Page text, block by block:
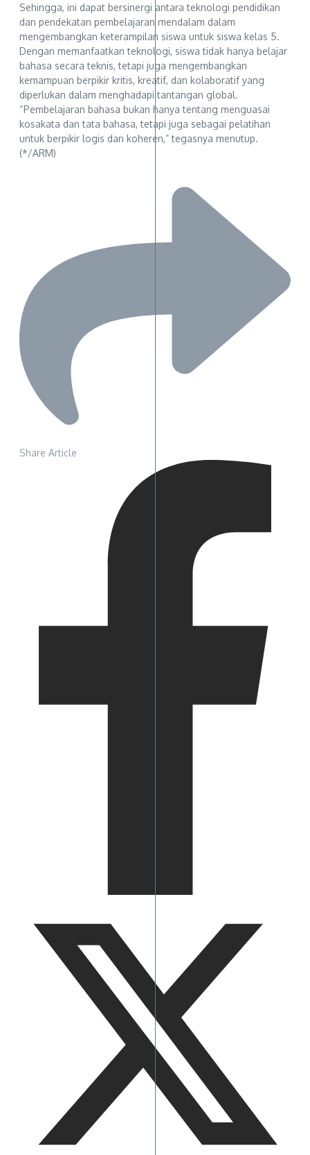
Sehingga, ini dapat bersinergi antara teknologi pendidikan
dan pendekatan pembelajaran mendalam dalam
mengembangkan keterampilan siswa untuk siswa kelas 5.
Dengan memanfaatkan teknologi, siswa tidak hanya belajar
bahasa secara teknis, tetapi juga mengembangkan
kemampuan berpikir kritis, kreatif, dan kolaboratif yang
diperlukan dalam menghadapi tantangan global.
“Pembelajaran bahasa bukan hanya tentang menguasai
kosakata dan tata bahasa, tetapi juga sebagai pelatihan
untuk berpikir logis dan koheren,” tegasnya menutup.
(*/ARM)
Share Article